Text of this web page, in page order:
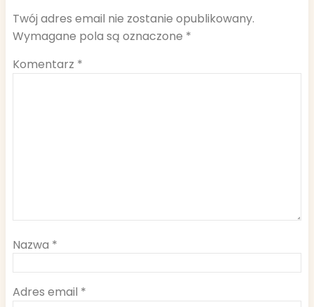
Twój adres email nie zostanie opublikowany.
Wymagane pola są oznaczone *
Komentarz *
Nazwa *
Adres email *